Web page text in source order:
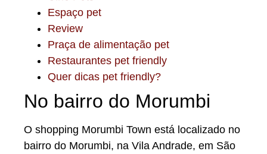
Espaço pet
Review
Praça de alimentação pet
Restaurantes pet friendly
Quer dicas pet friendly?
No bairro do Morumbi
O shopping Morumbi Town está localizado no
bairro do Morumbi, na Vila Andrade, em São